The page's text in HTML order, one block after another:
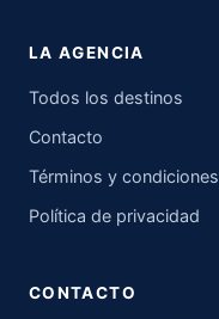
LA AGENCIA
Todos los destinos
Contacto
Términos y condiciones
Política de privacidad
CONTACTO